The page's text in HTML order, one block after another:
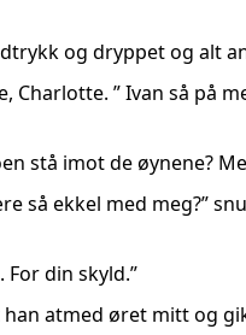
og dryppet og alt
Charlotte. ” Ivan så på
stå imot de øynene?
så ekkel med meg?”
For din skyld.”
han atmed øret mitt og